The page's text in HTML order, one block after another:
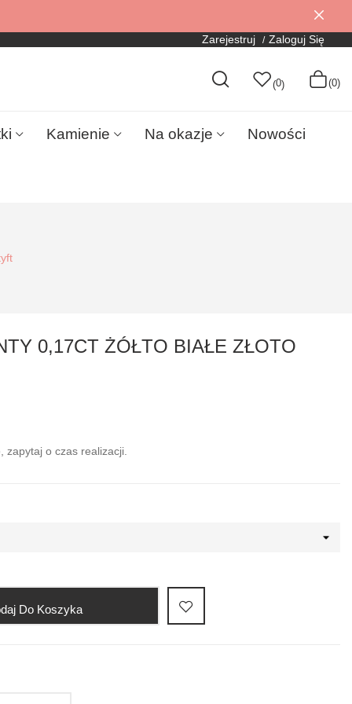
Zarejestruj Zaloguj Się
(0) (0)
Kamienie Na okazje Nowości
0,17CT ŻÓŁTO BIAŁE ZŁOTO
zapytaj o czas realizacji.
Do Koszyka